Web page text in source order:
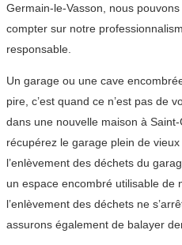
Germain-le-Vasson, nous
compter sur notre
responsable.
Un garage ou une cave
pire, c’est quand ce n’est pas de
dans une nouvelle maison à
récupérez le garage plein de
l’enlèvement des déchets du
un espace encombré utilisable de
l’enlèvement des déchets ne
assurons également de balayer